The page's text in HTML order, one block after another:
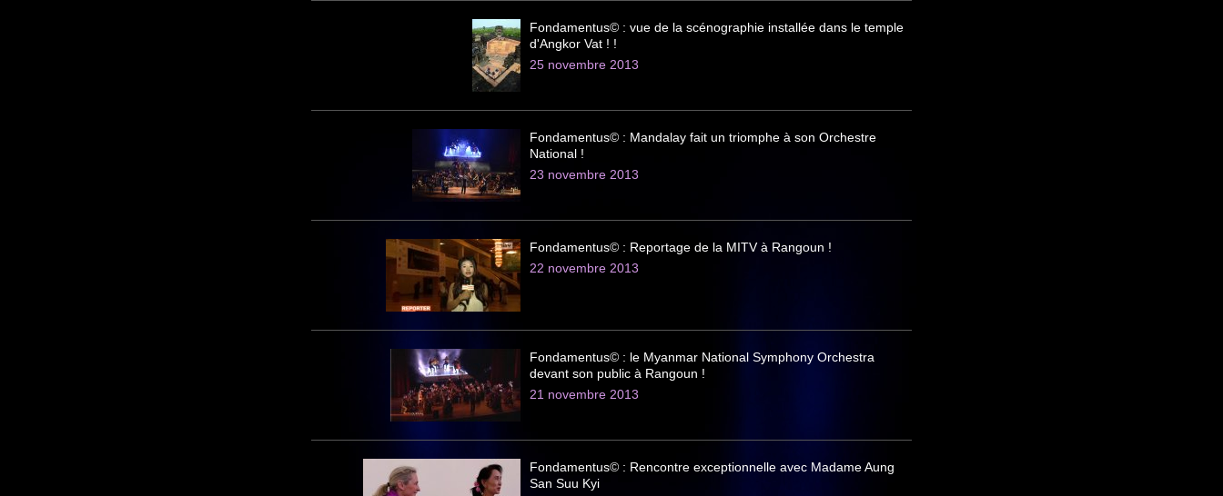
Fondamentus© : vue de la scénographie installée dans le temple
d'Angkor Vat ! !
25 novembre 2013
Fondamentus© : Mandalay fait un triomphe à son Orchestre
National !
23 novembre 2013
Fondamentus© : Reportage de la MITV à Rangoun !
22 novembre 2013
Fondamentus© : le Myanmar National Symphony Orchestra
devant son public à Rangoun !
21 novembre 2013
Fondamentus© : Rencontre exceptionnelle avec Madame Aung
San Suu Kyi